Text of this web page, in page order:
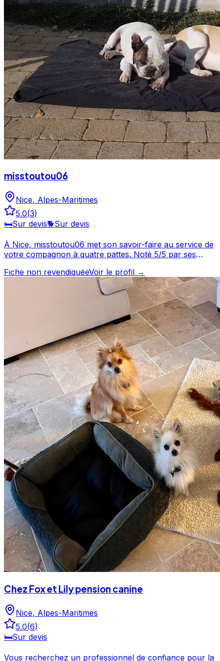
misstoutou06
Nice, Alpes-Maritimes
5.0(3)
🛏️Sur devis🐕Sur devis
À Nice, misstoutou06 met son savoir-faire au service de
votre compagnon à quatre pattes. Noté 5/5 par ses
pour votre compagnon. Consultez son profil pour
découvrir ses services et le contacter directement.
misstoutou06 est un professionnel du service canin
situé à Nice. Noté 5/5 ⭐⭐⭐⭐⭐ sur Google Maps avec 3
Fiche non revendiquéeVoir le profil →
Chez Fox et Lily pension canine
Nice, Alpes-Maritimes
5.0(6)
🛏️Sur devis
Vous recherchez un professionnel de confiance pour la